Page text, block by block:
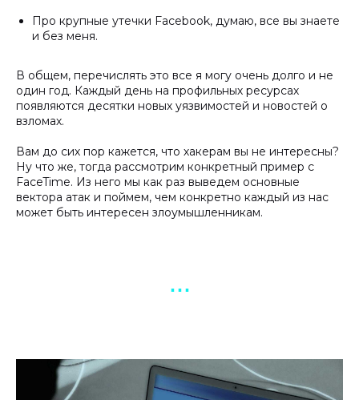
Про крупные утечки Facebook, думаю, все вы знаете
и без меня.
В общем, перечислять это все я могу очень долго и не
один год. Каждый день на профильных ресурсах
появляются десятки новых уязвимостей и новостей о
взломах.
Вам до сих пор кажется, что хакерам вы не интересны?
Ну что же, тогда рассмотрим конкретный пример с
FaceTime. Из него мы как раз выведем основные
вектора атак и поймем, чем конкретно каждый из нас
может быть интересен злоумышленникам.
▪︎ ▪︎ ▪︎